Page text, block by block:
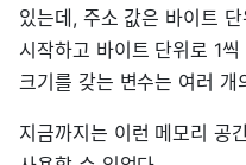
있는데, 주소 값은 바이트
시작하고 바이트 단위로 1
크기를 갖는 변수는 여러 개
지금까지는 이런 메모리 공